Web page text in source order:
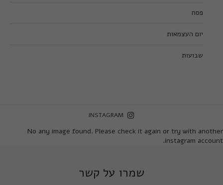
פסח
יום העצמאות
שבועות
INSTAGRAM
No any image found. Please check it again or try with another
instagram account.
שמרו על קשר